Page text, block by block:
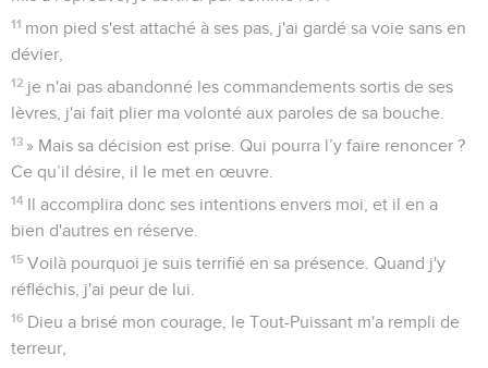
11 mon pied s'est attaché à ses pas, j'ai gardé sa voie sans en
dévier,
12 je n'ai pas abandonné les commandements sortis de ses
lèvres, j'ai fait plier ma volonté aux paroles de sa bouche.
13 » Mais sa décision est prise. Qui pourra l’y faire renoncer ?
Ce qu’il désire, il le met en œuvre.
14 Il accomplira donc ses intentions envers moi, et il en a
bien d'autres en réserve.
15 Voilà pourquoi je suis terrifié en sa présence. Quand j'y
réfléchis, j'ai peur de lui.
16 Dieu a brisé mon courage, le Tout-Puissant m'a rempli de
terreur,